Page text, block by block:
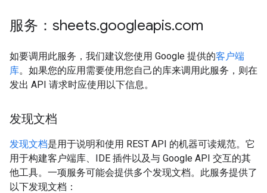
服务：sheets.googleapis.com
如要调用此服务，我们建议您使用 Google 提供的客户端
库。如果您的应用需要使用您自己的库来调用此服务，则在
发出 API 请求时应使用以下信息。
发现文档
发现文档是用于说明和使用 REST API 的机器可读规范。它
用于构建客户端库、IDE 插件以及与 Google API 交互的其
他工具。一项服务可能会提供多个发现文档。此服务提供了
以下发现文档：